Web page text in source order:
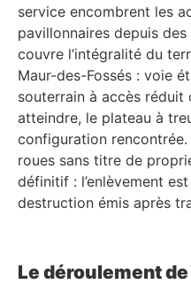
service encombrent les
pavillonnaires depuis des
couvre l’intégralité du
Maur-des-Fossés : voie
souterrain à accès
atteindre, le plateau à
configuration
roues sans titre de
définitif : l’enlèvement
destruction émis après
Le déroulement